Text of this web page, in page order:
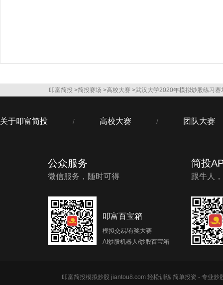
叩富简投 >简投赛场 >高校大赛 >武汉大学2020年模拟炒股练习赛
关于叩富简投 / 高校大赛 / 团队大赛
公众服务
微信服务，随时可得
叩富百宝箱
模拟交易/有奖大赛
AI炒股机器人/炒股百宝箱
简投
跟牛人
叩富简投模拟炒股 jiantou8.com 轻松训练 简单投资 - 专业炒